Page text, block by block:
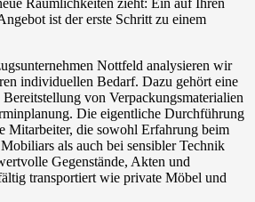
ist der erste Schritt zu einem
Nottfeld analysieren wir
individuellen Bedarf. Dazu gehört eine
von Verpackungsmaterialien
Die eigentliche Durchführung
Mitarbeiter, die sowohl Erfahrung beim
als auch bei sensibler Technik
Gegenstände, Akten und
transportiert wie private Möbel und